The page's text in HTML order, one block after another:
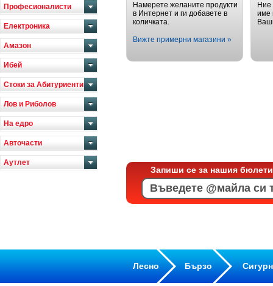
Професионалисти
Електроника
Амазон
Ибей
Стоки за Абитуриенти
Лов и Риболов
На едро
Авточасти
Аутлет
Намерете желаните продукти
в Интернет и ги добавете в
количката.
Вижте примерни магазини »
име
Запиши се за нашия
Лесно Бързо